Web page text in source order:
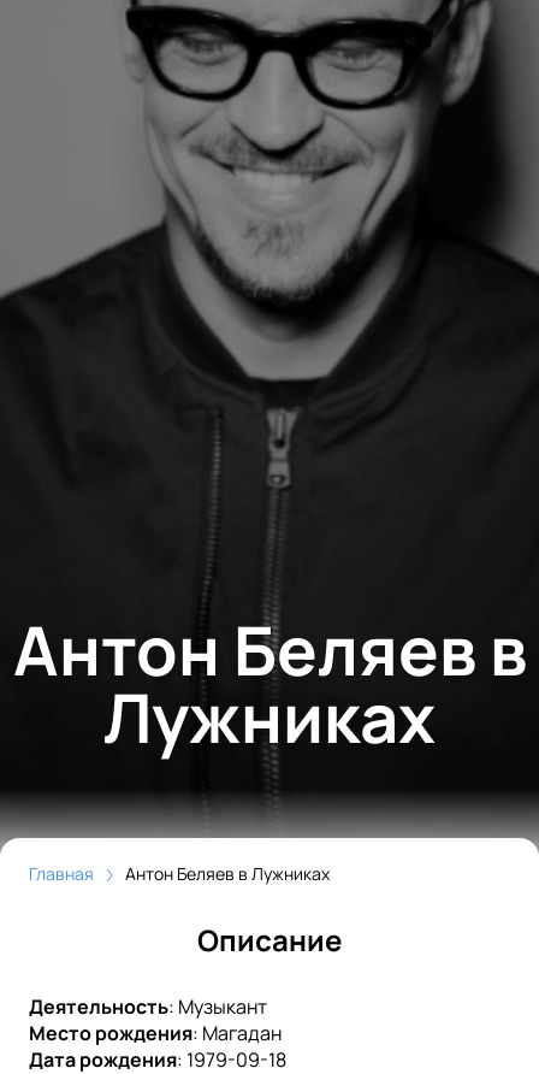
Антон Беляев в
Лужниках
Главная Антон Беляев в Лужниках
Описание
Деятельность: Музыкант
Место рождения: Магадан
Дата рождения: 1979-09-18